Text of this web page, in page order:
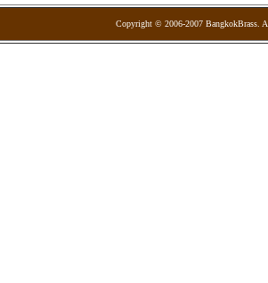
Copyright © 2006-2007 BangkokBrass.